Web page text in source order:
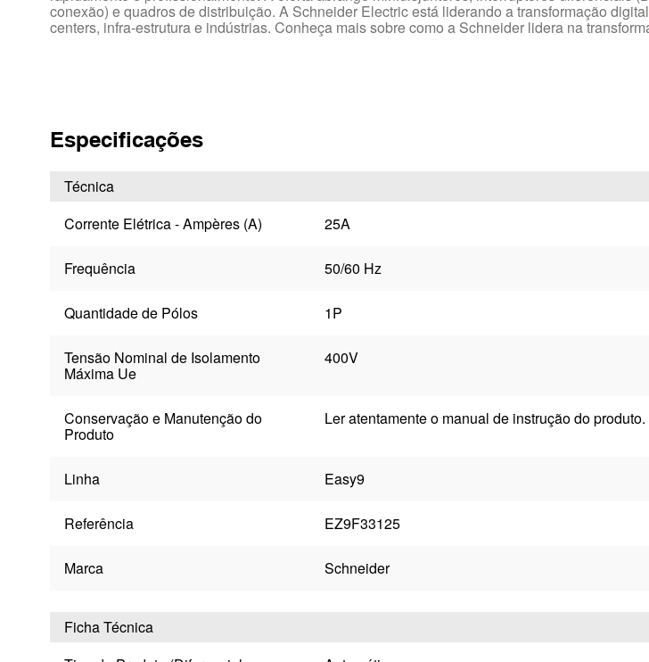
conexão) e quadros de distribuição. A Schneider Electric está liderando a transformação
centers, infra-estrutura e indústrias. Conheça mais sobre como a Schneider lidera na
Especificações
Técnica
Corrente Elétrica - Ampères (A)
25A
Frequência 50/60 Hz
Quantidade de Pólos 1P
Tensão Nominal de Isolamento
Máxima Ue
400V
Conservação e Manutenção do
Produto
Ler atentamente o manual de instrução do produto.
Linha Easy9
Referência EZ9F33125
Marca Schneider
Ficha Técnica